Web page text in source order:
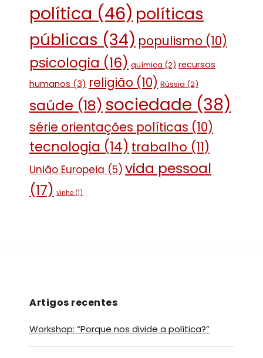
política (46) políticas
públicas (34) populismo (10)
psicologia (16) química (2) recursos
humanos (3) religião (10) Rússia (2)
saúde (18) sociedade (38)
série orientações políticas (10)
tecnologia (14) trabalho (11)
União Europeia (5) vida pessoal
(17) vinho (1)
Artigos recentes
Workshop: “Porque nos divide a política?”